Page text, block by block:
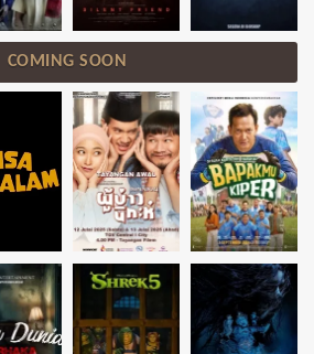
COMING SOON